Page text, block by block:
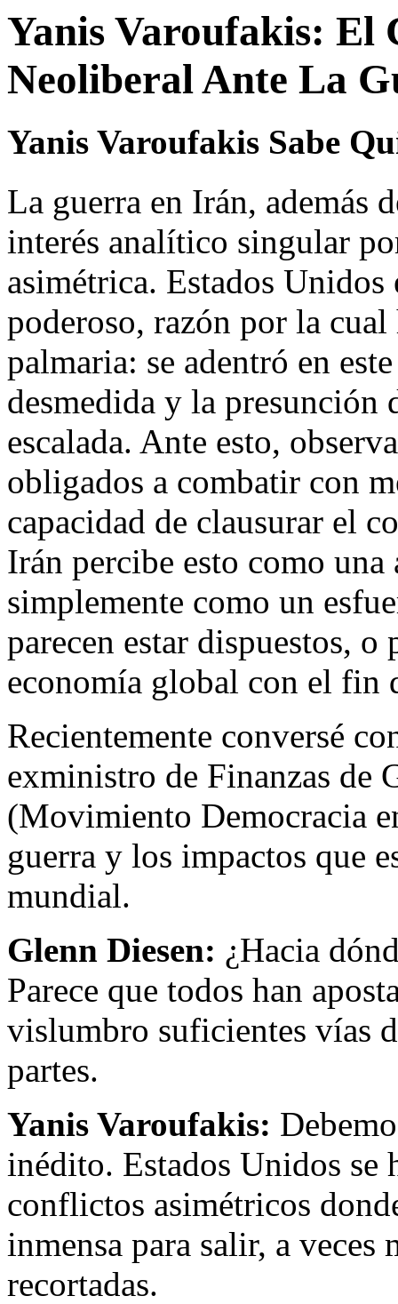
Yanis Varoufakis: El
Neoliberal Ante La
Yanis Varoufakis Sabe
La guerra en Irán, además
interés analítico singular
asimétrica. Estados
poderoso, razón por la
palmaria: se adentró en
desmedida y la presunción
escalada. Ante esto,
obligados a combatir con
capacidad de clausurar el
Irán percibe esto como
simplemente como un
parecen estar dispuestos, o
economía global con el fin
Recientemente conversé
exministro de Finanzas de
(Movimiento Democracia
guerra y los impactos que
mundial.
Glenn Diesen: ¿Hacia
Parece que todos han
vislumbro suficientes vías
partes.
Yanis Varoufakis:
inédito. Estados Unidos se
conflictos asimétricos
inmensa para salir, a veces
recortadas.